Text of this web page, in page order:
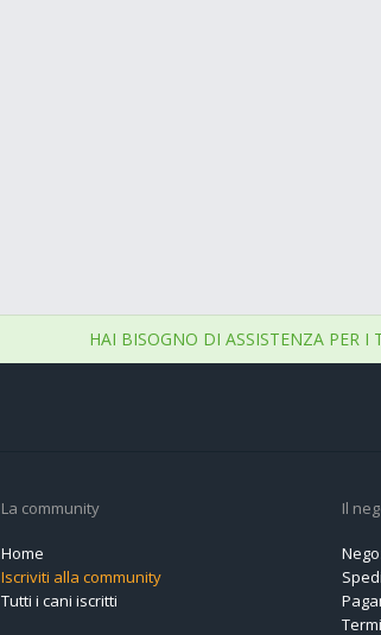
HAI BISOGNO DI ASSISTENZA PER I
La community
Home
Iscriviti alla community
Tutti i cani iscritti
Il